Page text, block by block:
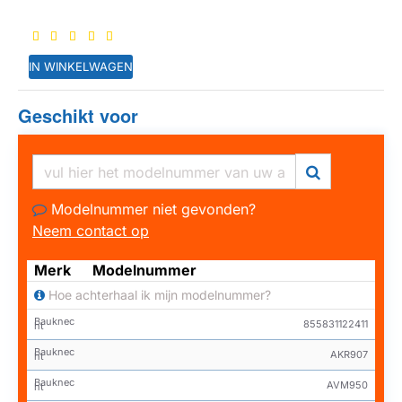
IN WINKELWAGEN
Geschikt voor
Modelnummer niet gevonden?
Neem contact op
Merk Modelnummer
Hoe achterhaal ik mijn modelnummer?
Bauknec
ht 855831122411
Bauknec
ht AKR907
Bauknec
ht AVM950